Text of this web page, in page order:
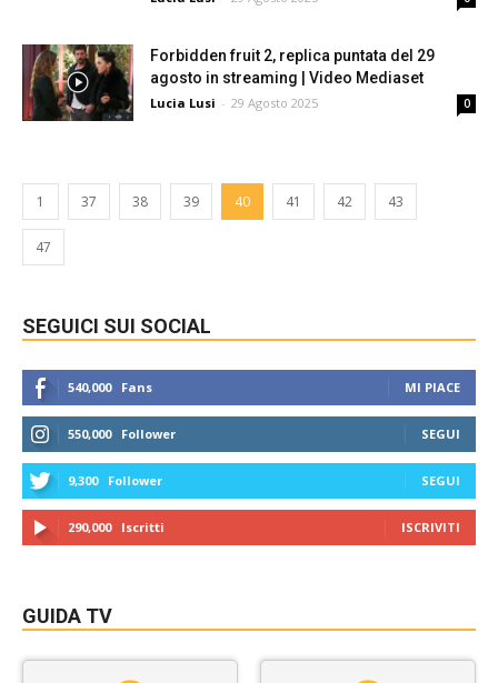
Forbidden fruit 2, replica puntata del 29
agosto in streaming | Video Mediaset
Lucia Lusi - 29 Agosto 2025 0
1 37 38 39 40 41 42 43
47
SEGUICI SUI SOCIAL
540,000 Fans MI PIACE
550,000 Follower SEGUI
9,300 Follower SEGUI
290,000 Iscritti ISCRIVITI
GUIDA TV